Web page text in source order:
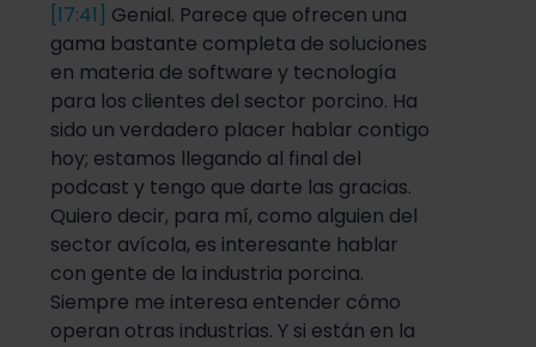
[17:41] Genial. Parece que ofrecen una
gama bastante completa de soluciones
en materia de software y tecnología
para los clientes del sector porcino. Ha
sido un verdadero placer hablar contigo
hoy; estamos llegando al final del
podcast y tengo que darte las gracias.
Quiero decir, para mí, como alguien del
sector avícola, es interesante hablar
con gente de la industria porcina.
Siempre me interesa entender cómo
operan otras industrias. Y si están en la